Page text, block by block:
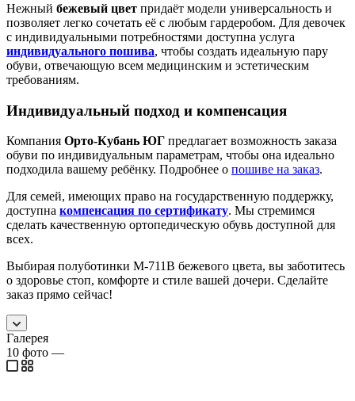
Нежный бежевый цвет придаёт модели универсальность и
позволяет легко сочетать её с любым гардеробом. Для девочек
с индивидуальными потребностями доступна услуга
индивидуального пошива, чтобы создать идеальную пару
обуви, отвечающую всем медицинским и эстетическим
требованиям.
Индивидуальный подход и компенсация
Компания Орто-Кубань ЮГ предлагает возможность заказа
обуви по индивидуальным параметрам, чтобы она идеально
подходила вашему ребёнку. Подробнее о пошиве на заказ.
Для семей, имеющих право на государственную поддержку,
доступна компенсация по сертификату. Мы стремимся
сделать качественную ортопедическую обувь доступной для
всех.
Выбирая полуботинки М-711В бежевого цвета, вы заботитесь
о здоровье стоп, комфорте и стиле вашей дочери. Сделайте
заказ прямо сейчас!
Галерея
10 фото —